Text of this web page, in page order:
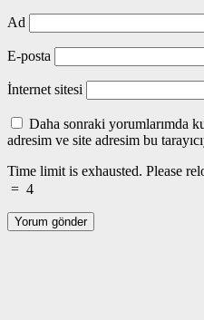
Ad
E-posta
İnternet sitesi
Daha sonraki yorumlarımda
adresim ve site adresim bu
Time limit is exhausted. Please
= 4